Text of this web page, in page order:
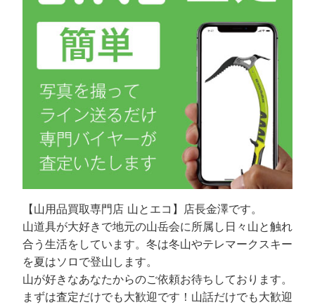
【山用品買取専門店 山とエコ】店長金澤です。
山道具が大好きで地元の山岳会に所属し日々山と触れ
合う生活をしています。冬は冬山やテレマークスキー
を夏はソロで登山します。
山が好きなあなたからのご依頼お待ちしております。
まずは査定だけでも大歓迎です！山話だけでも大歓迎